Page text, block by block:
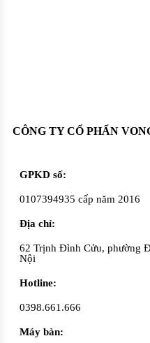
CÔNG TY CỔ PHẨN
GPKD số:
0107394935 cấp năm 2016
Địa chỉ:
62 Trịnh Đình Cửu, phường
Nội
Hotline:
0398.661.666
Máy bàn: